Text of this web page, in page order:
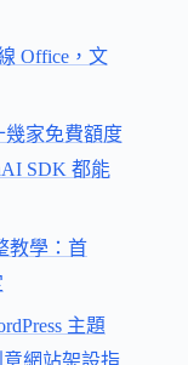
Office，文
幾家免費額度
SDK 都能
教學：首
主題
網站架設指